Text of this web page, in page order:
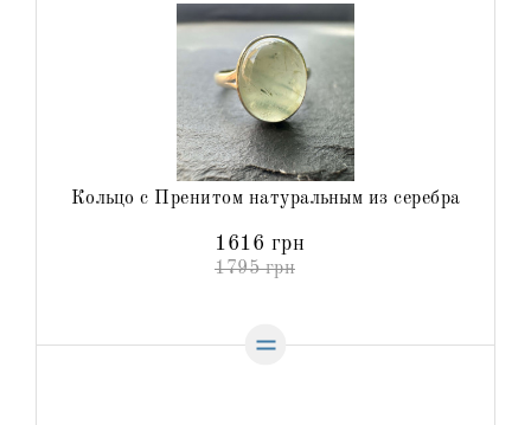
Кольцо с Пренитом натуральным из серебра
1616 грн
1795 грн